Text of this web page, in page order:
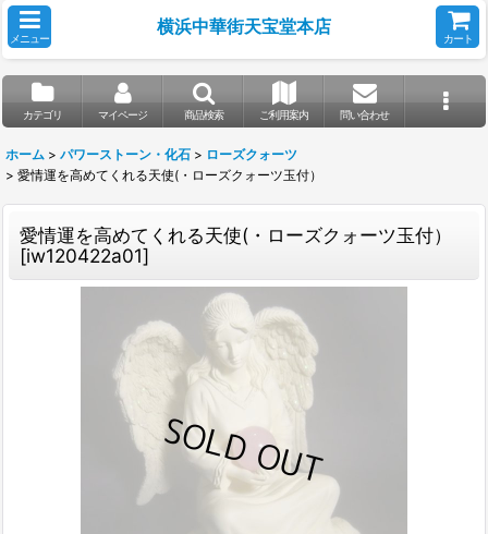
メニュー
横浜中華街天宝堂本店
カート
カテゴリ マイページ 商品検索 ご利用案内 問い合わせ
ホーム > パワーストーン・化石 > ローズクォーツ
> 愛情運を高めてくれる天使(・ローズクォーツ玉付）
愛情運を高めてくれる天使(・ローズクォーツ玉付）
[iw120422a01]